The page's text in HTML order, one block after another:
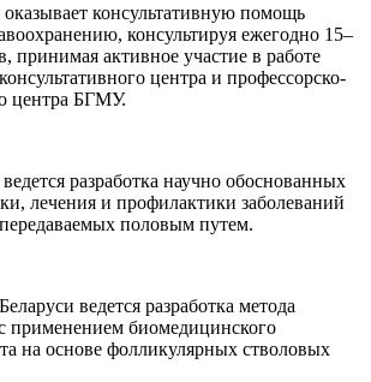
консультативную помощь
консультируя ежегодно 15–
принимая активное участие в работе
центра и профессорско-
центра БГМУ.
разработка научно обоснованных
лечения и профилактики заболеваний
половым путем.
ведется разработка метода
применением биомедицинского
на основе фолликулярных стволовых